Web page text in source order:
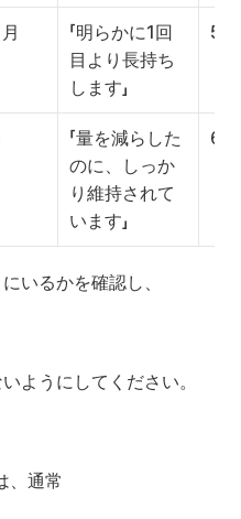
「明らかに1回
目より長持ち
します」
5
「量を減らした
のに、しっか
り維持されて
います」
6
いるかを確認し、
ようにしてください。
、通常